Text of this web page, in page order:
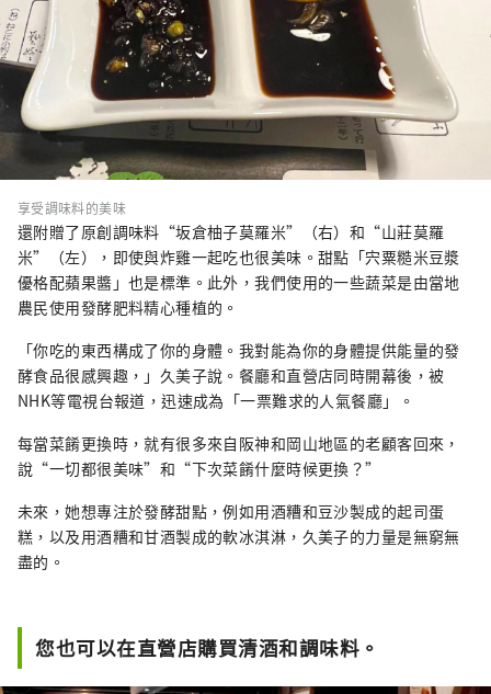
享受調味料的美味
還附贈了原創調味料“坂倉柚子莫羅米”（右）和“山莊莫羅
米”（左），即使與炸雞一起吃也很美味。甜點「宍粟糙米豆漿
優格配蘋果醬」也是標準。此外，我們使用的一些蔬菜是由當地
農民使用發酵肥料精心種植的。
「你吃的東西構成了你的身體。我對能為你的身體提供能量的發
酵食品很感興趣，」久美子說。餐廳和直營店同時開幕後，被
NHK等電視台報道，迅速成為「一票難求的人氣餐廳」。
每當菜餚更換時，就有很多來自阪神和岡山地區的老顧客回來，
說“一切都很美味”和“下次菜餚什麼時候更換？”
未來，她想專注於發酵甜點，例如用酒糟和豆沙製成的起司蛋
糕，以及用酒糟和甘酒製成的軟冰淇淋，久美子的力量是無窮無
盡的。
您也可以在直營店購買清酒和調味料。